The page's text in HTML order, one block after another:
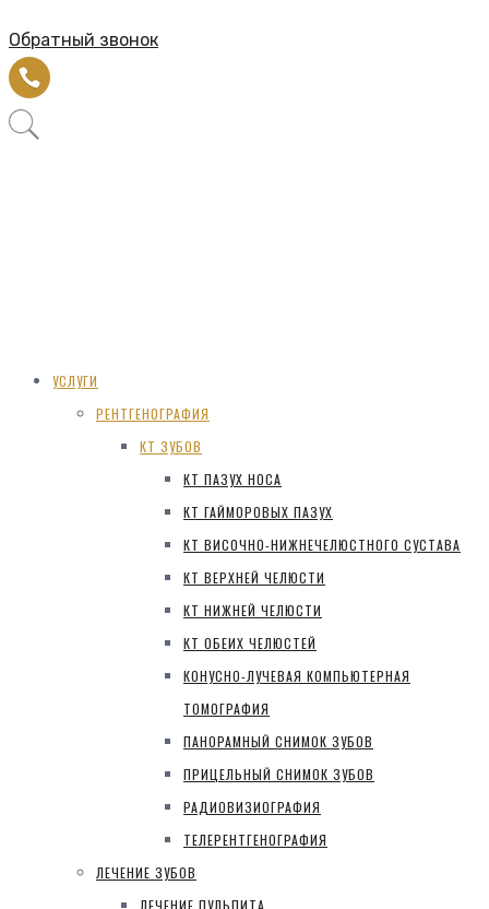
Обратный звонок
УСЛУГИ
РЕНТГЕНОГРАФИЯ
КТ ЗУБОВ
КТ ПАЗУХ НОСА
КТ ГАЙМОРОВЫХ ПАЗУХ
КТ ВИСОЧНО-НИЖНЕЧЕЛЮСТНОГО СУСТАВА
КТ ВЕРХНЕЙ ЧЕЛЮСТИ
КТ НИЖНЕЙ ЧЕЛЮСТИ
КТ ОБЕИХ ЧЕЛЮСТЕЙ
КОНУСНО-ЛУЧЕВАЯ КОМПЬЮТЕРНАЯ
ТОМОГРАФИЯ
ПАНОРАМНЫЙ СНИМОК ЗУБОВ
ПРИЦЕЛЬНЫЙ СНИМОК ЗУБОВ
РАДИОВИЗИОГРАФИЯ
ТЕЛЕРЕНТГЕНОГРАФИЯ
ЛЕЧЕНИЕ ЗУБОВ
ЛЕЧЕНИЕ ПУЛЬПИТА